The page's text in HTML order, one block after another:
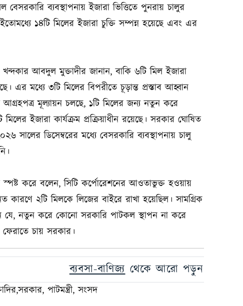
ব্যবস্থাপনায় ইজারা ভিত্তিতে পুনরায় চালুর
ইতোমধ্যে ১৪টি মিলের ইজারা চুক্তি সম্পন্ন হয়েছে এবং এর
আবদুল মুক্তাদীর জানান, বাকি ৬টি মিল ইজারা
এর মধ্যে ৩টি মিলের বিপরীতে চূড়ান্ত প্রস্তাব আহ্বান
মূল্যায়ন চলছে, ১টি মিলের জন্য নতুন করে
ইজারা কার্যক্রম প্রক্রিয়াধীন রয়েছে। সরকার ঘোষিত
ডিসেম্বরের মধ্যে বেসরকারি ব্যবস্থাপনায় চালু
স্পষ্ট করে বলেন, সিটি কর্পোরেশনের আওতাভুক্ত হওয়ায়
২টি মিলকে লিজের বাইরে রাখা হয়েছিল। সামগ্রিক
যে, নতুন করে কোনো সরকারি পাটকল স্থাপন না করে
চায় সরকার।
ব্যবসা-বাণিজ্য থেকে আরো পড়ুন
পাটমন্ত্রী, সংসদ